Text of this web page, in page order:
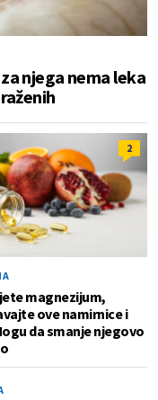
njega nema leka
2
magnezijum,
ove namirnice i
da smanje njegovo